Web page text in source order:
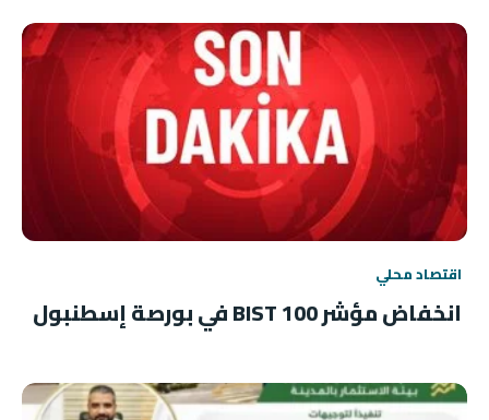
اقتصاد محلي
انخفاض مؤشر BIST 100 في بورصة إسطنبول